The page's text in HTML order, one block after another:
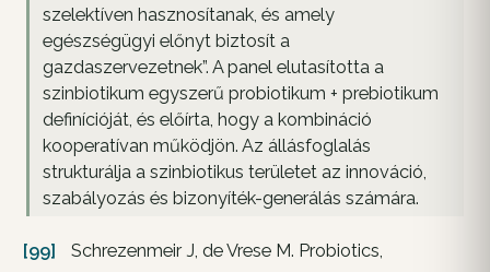
szelektíven hasznosítanak, és amely
egészségügyi előnyt biztosít a
gazdaszervezetnek”. A panel elutasította a
szinbiotikum egyszerű probiotikum + prebiotikum
definícióját, és előírta, hogy a kombináció
kooperatívan működjön. Az állásfoglalás
strukturálja a szinbiotikus területet az innováció,
szabályozás és bizonyíték-generálás számára.
[99]
Schrezenmeir J, de Vrese M. Probiotics,